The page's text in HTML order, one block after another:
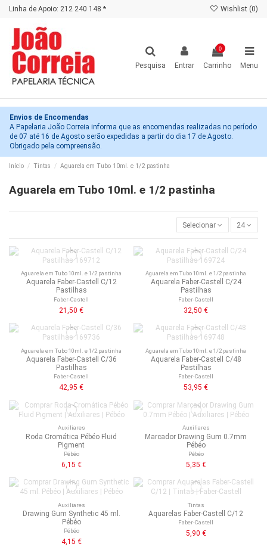
Linha de Apoio: 212 240 148 * Wishlist (0)
Pesquisa Entrar
0
Carrinho Menu
Envios de Encomendas
A Papelaria João Correia informa que as encomendas realizadas no período
de 07 até 16 de Agosto serão expedidas a partir do dia 17 de Agosto.
Obrigado pela compreensão.
Início Tintas Aguarela em Tubo 10ml. e 1/2 pastinha
Aguarela em Tubo 10ml. e 1/2 pastinha
Selecionar 24
Aguarela em Tubo 10ml. e 1/2 pastinha
Aquarela Faber-Castell C/12
Pastilhas
Faber-Castell
21,50 €
Aguarela em Tubo 10ml. e 1/2 pastinha
Aquarela Faber-Castell C/24
Pastilhas
Faber-Castell
32,50 €
Aguarela em Tubo 10ml. e 1/2 pastinha
Aquarela Faber-Castell C/36
Pastilhas
Faber-Castell
42,95 €
Aguarela em Tubo 10ml. e 1/2 pastinha
Aquarela Faber-Castell C/48
Pastilhas
Faber-Castell
53,95 €
Auxiliares
Roda Cromática Pébéo Fluid
Pigment
Pébéo
6,15 €
Auxiliares
Marcador Drawing Gum 0.7mm
Pébéo
Pébéo
5,35 €
Auxiliares
Drawing Gum Synthetic 45 ml.
Pébéo
Pébéo
4,15 €
Tintas
Aquarelas Faber-Castell C/12
Faber-Castell
5,90 €